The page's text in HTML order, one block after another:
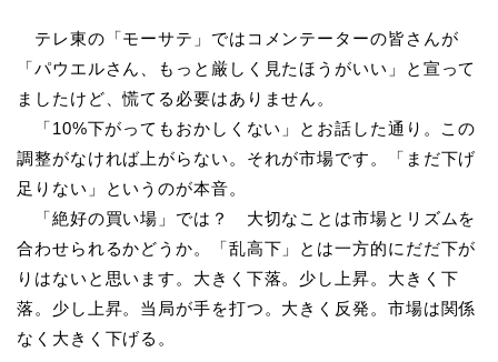
テレ東の「モーサテ」ではコメンテーターの皆さんが
「パウエルさん、もっと厳しく見たほうがいい」と宣って
ましたけど、慌てる必要はありません。
「10%下がってもおかしくない」とお話した通り。この
調整がなければ上がらない。それが市場です。「まだ下げ
足りない」というのが本音。
「絶好の買い場」では？ 大切なことは市場とリズムを
合わせられるかどうか。「乱高下」とは一方的にだだ下が
りはないと思います。大きく下落。少し上昇。大きく下
落。少し上昇。当局が手を打つ。大きく反発。市場は関係
なく大きく下げる。